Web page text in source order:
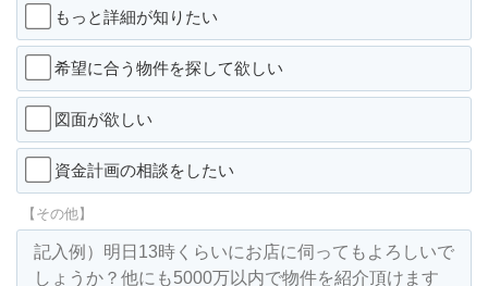
もっと詳細が知りたい
希望に合う物件を探して欲しい
図面が欲しい
資金計画の相談をしたい
【その他】